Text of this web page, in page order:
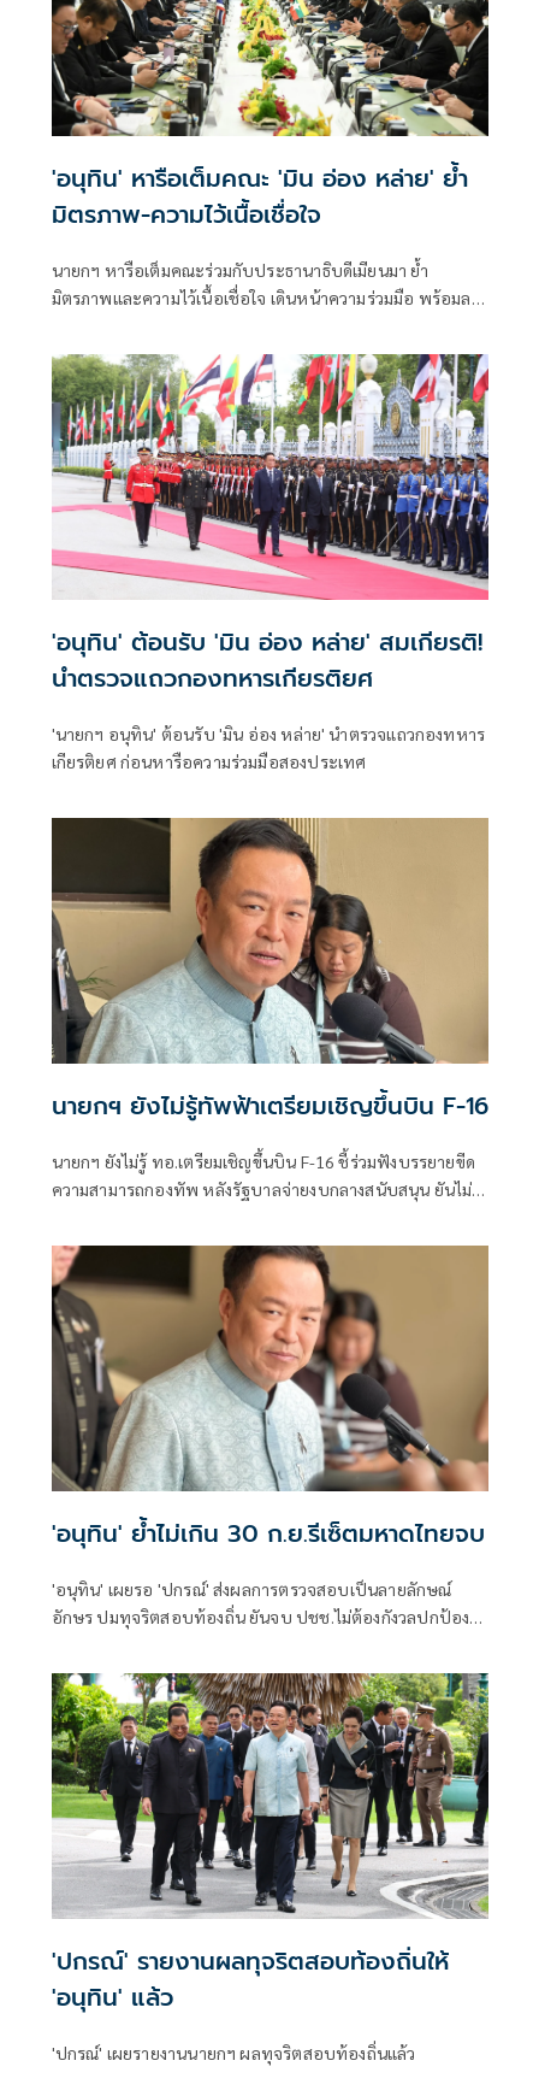
'อนุทิน' หารือเต็มคณะ 'มิน อ่อง หล่าย' ย้ำ
มิตรภาพ-ความไว้เนื้อเชื่อใจ
นายกฯ หารือเต็มคณะร่วมกับประธานาธิบดีเมียนมา ย้ำ
มิตรภาพและความไว้เนื้อเชื่อใจ เดินหน้าความร่วมมือ พร้อมลง
คุณภาพน้ำ -เทคโนโลยีอวกาศ
'อนุทิน' ต้อนรับ 'มิน อ่อง หล่าย' สมเกียรติ!
นำตรวจแถวกองทหารเกียรติยศ
'นายกฯ อนุทิน' ต้อนรับ 'มิน อ่อง หล่าย' นำตรวจแถวกองทหาร
เกียรติยศ ก่อนหารือความร่วมมือสองประเทศ
นายกฯ ยังไม่รู้ทัพฟ้าเตรียมเชิญขึ้นบิน F-16
นายกฯ ยังไม่รู้ ทอ.เตรียมเชิญขึ้นบิน F-16 ชี้ร่วมฟังบรรยายขีด
ความสามารถกองทัพ หลังรัฐบาลจ่ายงบกลางสนับสนุน ยันไม่
'อนุทิน' ย้ำไม่เกิน 30 ก.ย.รีเซ็ตมหาดไทยจบ
'อนุทิน' เผยรอ 'ปกรณ์' ส่งผลการตรวจสอบเป็นลายลักษณ์
อักษร ปมทุจริตสอบท้องถิ่น ยันจบ ปชช.ไม่ต้องกังวลปกป้อง
เต้นได้ ชี้รีเซ็ต มท.จบใน ก.ย.นี้
'ปกรณ์' รายงานผลทุจริตสอบท้องถิ่นให้
'อนุทิน' แล้ว
'ปกรณ์' เผยรายงานนายกฯ ผลทุจริตสอบท้องถิ่นแล้ว